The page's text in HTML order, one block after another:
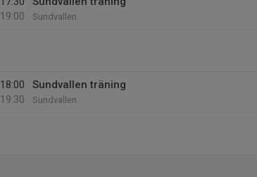
19:00
Sundvallen
18:00
19:30
Sundvallen träning
Sundvallen